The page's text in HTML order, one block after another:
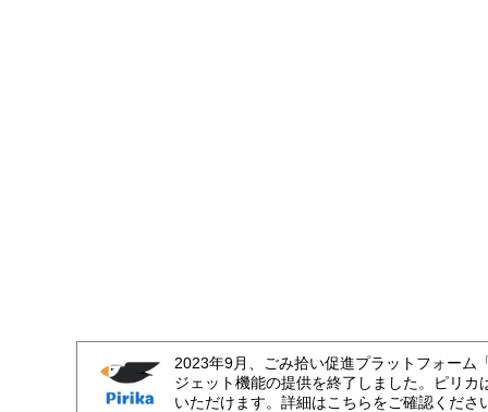
2023年9月、ごみ拾い促進プラットフォーム
ジェット機能の提供を終了しました。ピリカ
いただけます。詳細はこちらをご確認くださ